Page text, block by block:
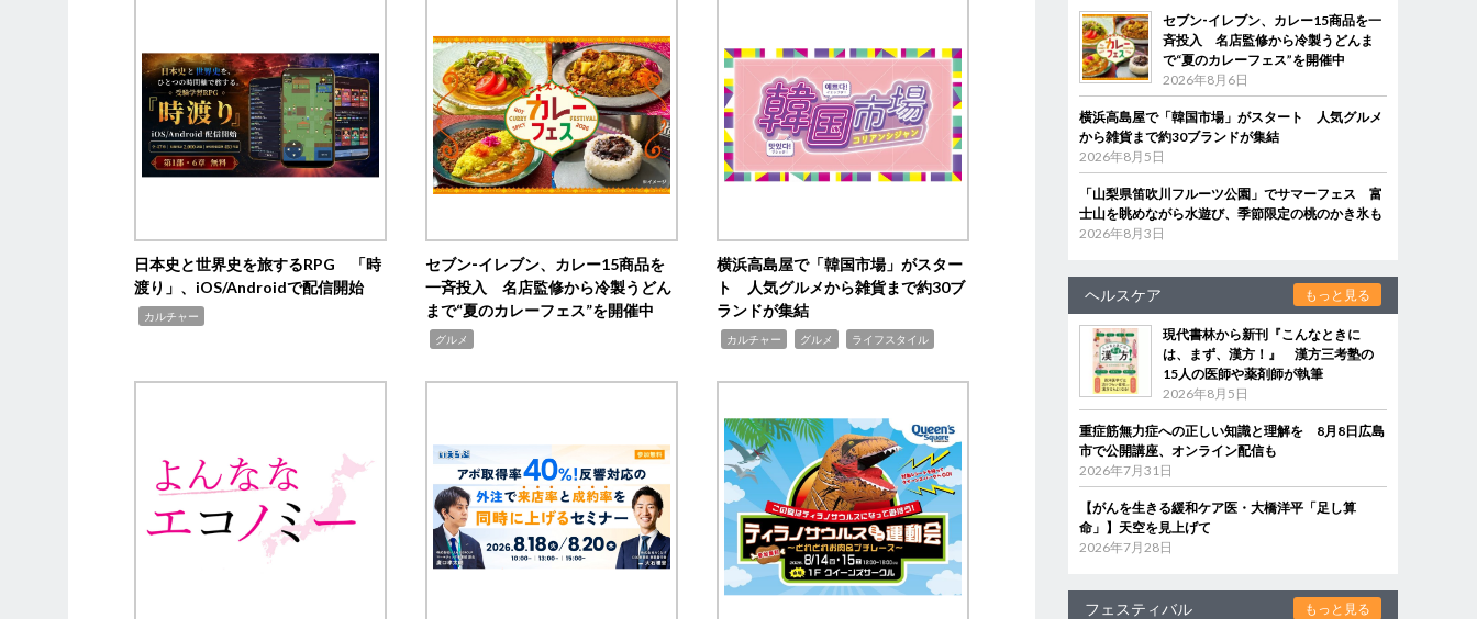
日本史と世界史を旅するRPG 「時
渡り」、iOS/Androidで配信開始
カルチャー
セブン‐イレブン、カレー15商品を
一斉投入 名店監修から冷製うどん
まで“夏のカレーフェス”を開催中
グルメ
横浜高島屋で「韓国市場」がスター
ト 人気グルメから雑貨まで約30ブ
ランドが集結
カルチャー グルメ ライフスタイル
セブン‐イレブン、カレー15商品を一
斉投入 名店監修から冷製うどんま
で“夏のカレーフェス”を開催中
2026年8月6日
横浜高島屋で「韓国市場」がスタート 人気グルメ
から雑貨まで約30ブランドが集結
2026年8月5日
「山梨県笛吹川フルーツ公園」でサマーフェス 富
士山を眺めながら水遊び、季節限定の桃のかき氷も
2026年8月3日
ヘルスケア もっと見る
現代書林から新刊『こんなときに
は、まず、漢方！』 漢方三考塾の
15人の医師や薬剤師が執筆
2026年8月5日
重症筋無力症への正しい知識と理解を 8月8日広島
市で公開講座、オンライン配信も
2026年7月31日
【がんを生きる緩和ケア医・大橋洋平「足し算
命」】天空を見上げて
2026年7月28日
フェスティバル もっと見る